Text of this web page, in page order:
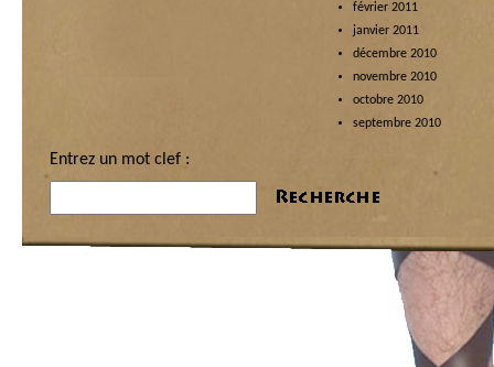
février 2011
janvier 2011
décembre 2010
novembre 2010
octobre 2010
septembre 2010
Entrez un mot clef :